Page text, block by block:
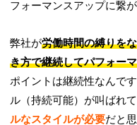
フォーマンスアップに繋
弊社が労働時間の縛りを
き方で継続してパフォー
ポイントは継続性なんで
ル（持続可能）が叫ばれ
ルなスタイルが必要だと